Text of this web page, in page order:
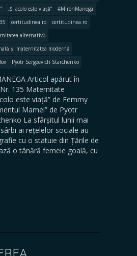
„Și acolo este viață”
#MironManega
certitudinea.ro
certitudinea.ro
alternativă
și maternitatea modernă
Pyotr Sergeevich Starchenko
Articol apărut în
135 Maternitate
este viață” de Femmy
Mamei” de Pyotr
La sfârșitul lunii mai
ai rețelelor sociale au
cu o statuie din Țările de
o tânără femeie goală, cu